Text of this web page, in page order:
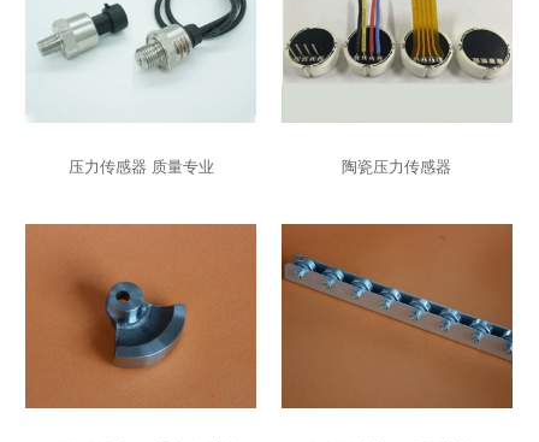
压力传感器 质量专业 陶瓷压力传感器